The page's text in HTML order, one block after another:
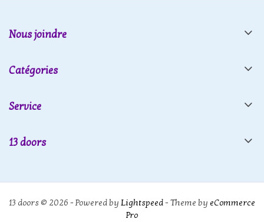
Nous joindre
Catégories
Service
13 doors
13 doors © 2026 - Powered by Lightspeed- Theme by eCommerce
Pro